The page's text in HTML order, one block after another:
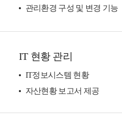
관리환경 구성 및 변경 기능
IT 현황 관리
IT정보시스템 현황
자산현황 보고서 제공